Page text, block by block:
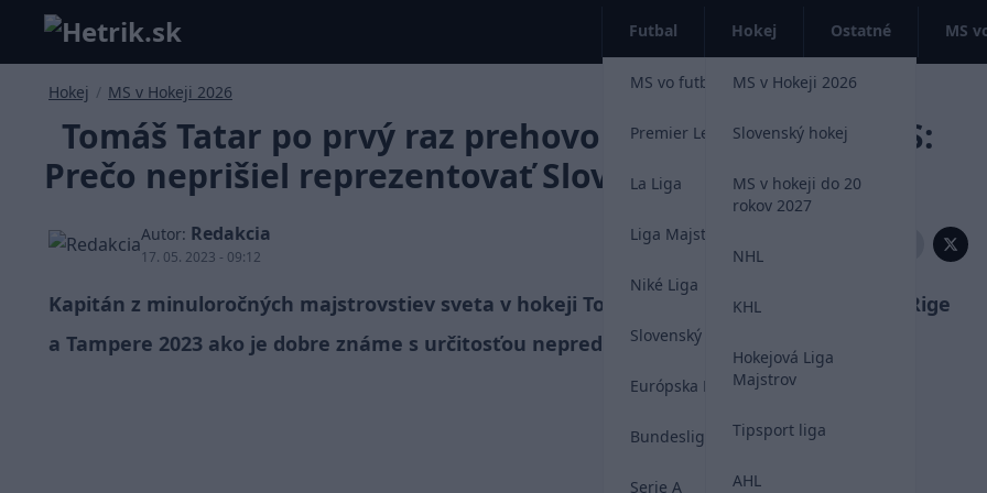
Futbal
MS vo futbale 2026
Premier League
La Liga
Liga Majstrov
Niké Liga
Slovenský futbal
Európska Liga
Bundesliga
Serie A
Hokej
MS v Hokeji 2026
Slovenský hokej
MS v hokeji do 20
rokov 2027
NHL
KHL
Hokejová Liga
Majstrov
Tipsport liga
AHL
Ostatné MS
Hokej / MS v Hokeji 2026
Tomáš Tatar po prvý raz prehovoril o neúčasti na MS:
Prečo neprišiel reprezentovať Slovensko?
Autor: Redakcia
17. 05. 2023 - 09:12
Zdieľať:
Kapitán z minuloročných majstrovstiev sveta v hokeji Tomáš Tatar sa na šampionáte v Rige
a Tampere 2023 ako je dobre známe s určitosťou nepredstaví.